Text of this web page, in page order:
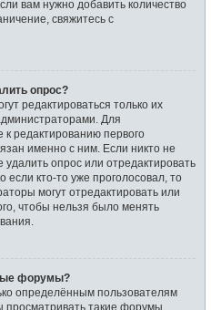
вам нужно добавить количество
свяжитесь с
опрос?
редактироваться только их
Для
редактированию первого
именно с ним. Если никто не
опрос или отредактировать
если кто-то уже проголосовал, то
могут отредактировать или
чтобы нельзя было менять
форумы?
определённым пользователям
просматривать такие форумы,